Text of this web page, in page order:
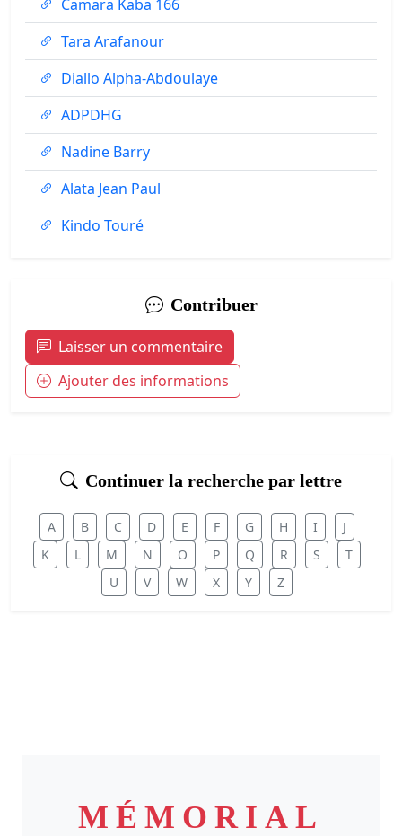
Camara Kaba 166
Tara Arafanour
Diallo Alpha-Abdoulaye
ADPDHG
Nadine Barry
Alata Jean Paul
Kindo Touré
Contribuer
Laisser un commentaire
Ajouter des informations
Continuer la recherche par lettre
A B C D E F G H I
J
K
L M N O P Q R S
T
U
V W X Y Z
MÉMORIAL